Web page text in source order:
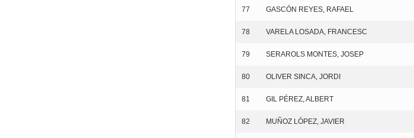
77 GASCÓN REYES, RAFAEL
78 VARELA LOSADA, FRANCESC
79 SERAROLS MONTES, JOSEP
80 OLIVER SINCA, JORDI
81 GIL PÉREZ, ALBERT
82 MUÑOZ LÓPEZ, JAVIER